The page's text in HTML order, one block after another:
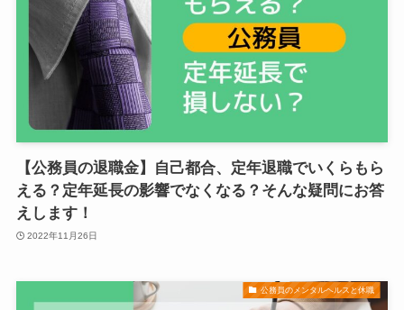
【公務員の退職金】自己都合、定年退職でいくらもら
える？定年延長の影響でなくなる？そんな疑問にお答
えします！
2022年11月26日
公務員のメンタルヘルスと休職